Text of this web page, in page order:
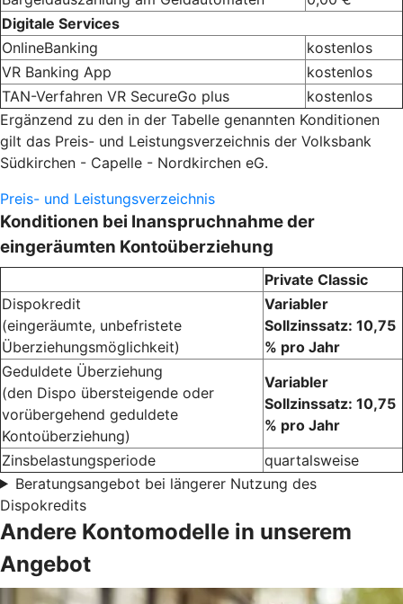
Digitale Services
OnlineBanking
kostenlos
VR Banking App
kostenlos
TAN-Verfahren VR SecureGo plus
kostenlos
Ergänzend zu den in der Tabelle genannten Konditionen
gilt das Preis- und Leistungsverzeichnis der Volksbank
Südkirchen - Capelle - Nordkirchen eG.
Preis- und Leistungsverzeichnis
Konditionen bei Inanspruchnahme der
eingeräumten Kontoüberziehung
Private Classic
Dispokredit
(eingeräumte, unbefristete
Überziehungsmöglichkeit)
Variabler
Sollzinssatz: 10,75
% pro Jahr
Geduldete Überziehung
(den Dispo übersteigende oder
vorübergehend geduldete
Kontoüberziehung)
Variabler
Sollzinssatz: 10,75
% pro Jahr
Zinsbelastungsperiode
quartalsweise
Beratungsangebot bei längerer Nutzung des
Dispokredits
Andere Kontomodelle in unserem
Angebot